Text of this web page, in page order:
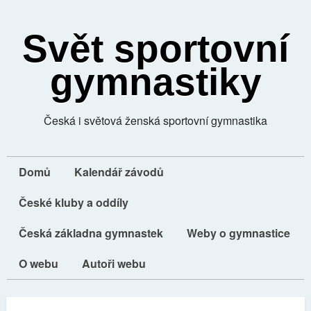
Svět sportovní
gymnastiky
Česká i světová ženská sportovní gymnastika
Domů
Kalendář závodů
České kluby a oddíly
Česká základna gymnastek
Weby o gymnastice
O webu
Autoři webu